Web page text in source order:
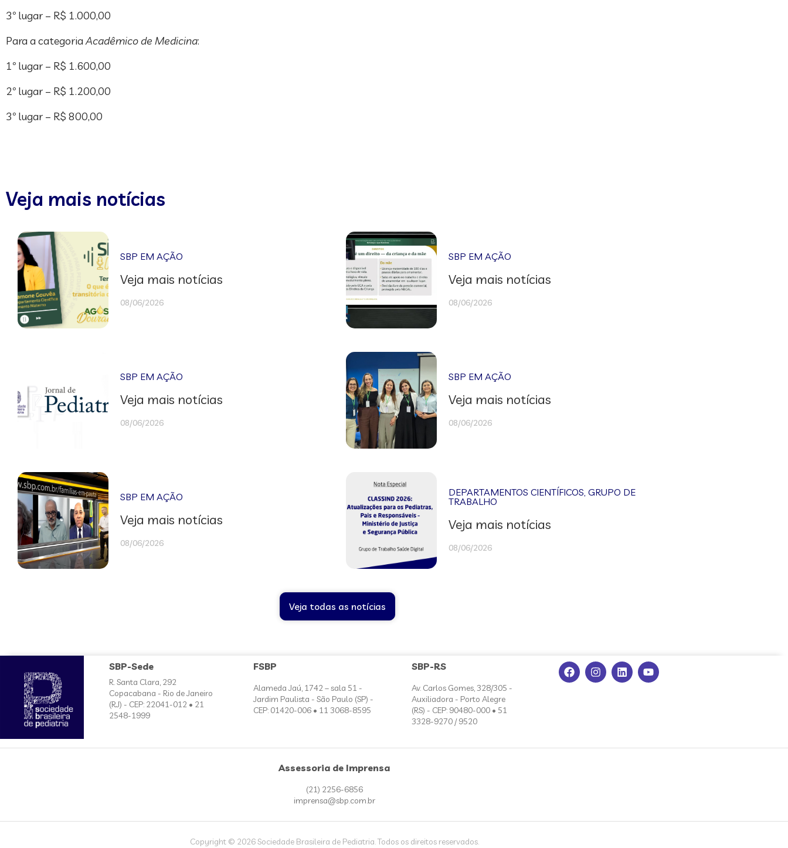
3º lugar – R$ 1.000,00
Para a categoria Acadêmico de Medicina:
1º lugar – R$ 1.600,00
2º lugar – R$ 1.200,00
3º lugar – R$ 800,00
Veja mais notícias
SBP EM AÇÃO
Veja mais notícias
08/06/2026
SBP EM AÇÃO
Veja mais notícias
08/06/2026
SBP EM AÇÃO
Veja mais notícias
08/06/2026
SBP EM AÇÃO
Veja mais notícias
08/06/2026
SBP EM AÇÃO
Veja mais notícias
08/06/2026
DEPARTAMENTOS CIENTÍFICOS ,GRUPO DE
TRABALHO
Veja mais notícias
08/06/2026
Veja todas as notícias
SBP-Sede
R. Santa Clara, 292
Copacabana - Rio de Janeiro
(RJ) - CEP: 22041-012 • 21
2548-1999
FSBP
Alameda Jaú, 1742 – sala 51 -
Jardim Paulista - São Paulo (SP) -
CEP: 01420-006 • 11 3068-8595
SBP-RS
Av. Carlos Gomes, 328/305 -
Auxiliadora - Porto Alegre
(RS) - CEP: 90480-000 • 51
3328-9270 / 9520
Assessoria de Imprensa
(21) 2256-6856
imprensa@sbp.com.br
Copyright © 2026 Sociedade Brasileira de Pediatria. Todos os direitos reservados.